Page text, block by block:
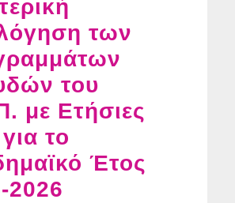
των
του
με Ετήσιες
το
Έτος
2026